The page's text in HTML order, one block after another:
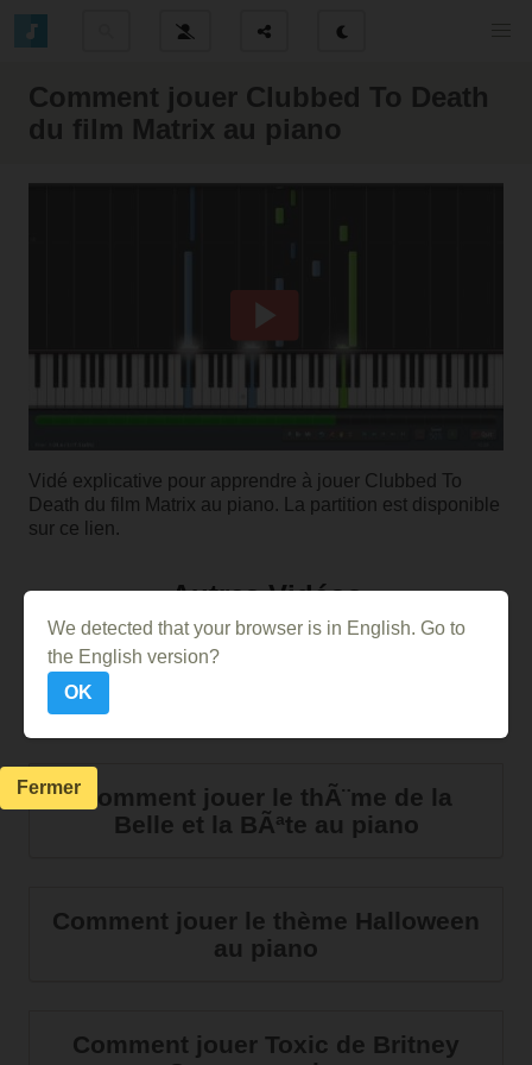
Comment jouer Clubbed To Death
du film Matrix au piano
Vidé explicative pour apprendre à jouer Clubbed To
Death du film Matrix au piano. La partition est disponible
sur ce lien.
Autres Vidéos
Comment jouer Angie des Rolling
Comment jouer le thÃ¨me de la
Belle et la BÃªte au piano
Comment jouer le thème Halloween
au piano
Comment jouer Toxic de Britney
We detected that your browser is in English. Go to
the English version?
OK
Fermer